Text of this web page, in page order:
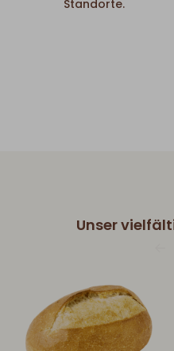
Standorte.
Unser